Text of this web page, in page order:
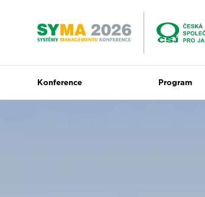
Konference Program